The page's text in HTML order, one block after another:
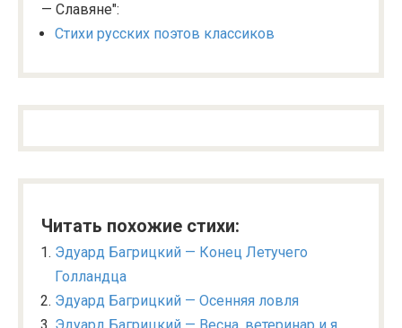
— Славяне":
Стихи русских поэтов классиков
Читать похожие стихи:
Эдуард Багрицкий — Конец Летучего
Голландца
Эдуард Багрицкий — Осенняя ловля